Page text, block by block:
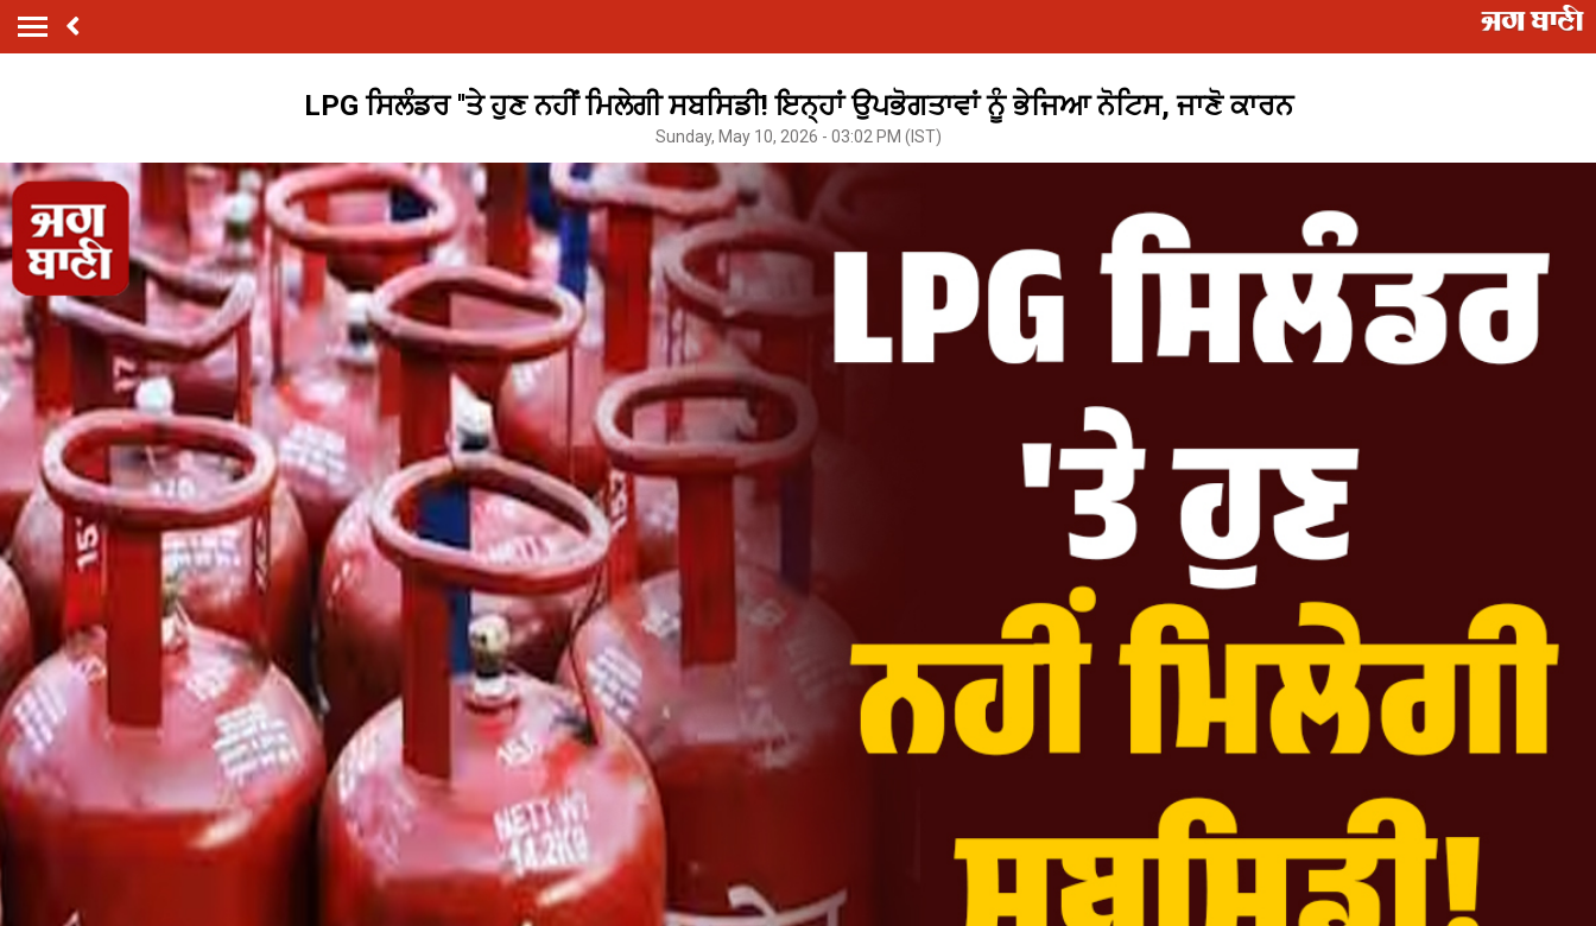
LPG ਸਿਲੰਡਰ ''ਤੇ ਹੁਣ ਨਹੀਂ ਮਿਲੇਗੀ ਸਬਸਿਡੀ! ਇਨ੍ਹਾਂ ਉਪਭੋਗਤਾਵਾਂ ਨੂੰ ਭੇਜਿਆ ਨੋਟਿਸ, ਜਾਣੋ ਕਾਰਨ
Sunday, May 10, 2026 - 03:02 PM (IST)